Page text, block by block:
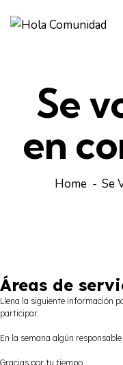
Se
en
Home Se